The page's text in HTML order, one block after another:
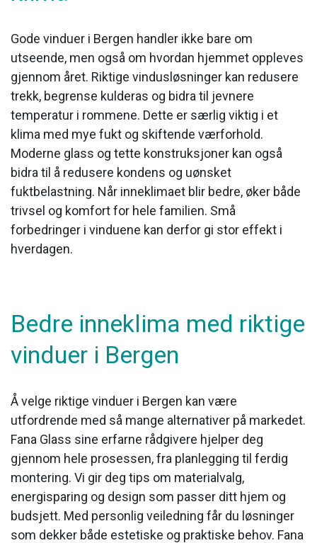
Gode vinduer i Bergen handler ikke bare om
utseende, men også om hvordan hjemmet oppleves
gjennom året. Riktige vindusløsninger kan redusere
trekk, begrense kulderas og bidra til jevnere
temperatur i rommene. Dette er særlig viktig i et
klima med mye fukt og skiftende værforhold.
Moderne glass og tette konstruksjoner kan også
bidra til å redusere kondens og uønsket
fuktbelastning. Når inneklimaet blir bedre, øker både
trivsel og komfort for hele familien. Små
forbedringer i vinduene kan derfor gi stor effekt i
hverdagen.
Bedre inneklima med riktige
vinduer i Bergen
Å velge riktige vinduer i Bergen kan være
utfordrende med så mange alternativer på markedet.
Fana Glass sine erfarne rådgivere hjelper deg
gjennom hele prosessen, fra planlegging til ferdig
montering. Vi gir deg tips om materialvalg,
energisparing og design som passer ditt hjem og
budsjett. Med personlig veiledning får du løsninger
som dekker både estetiske og praktiske behov. Fana